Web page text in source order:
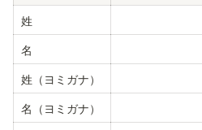
姓
名
姓（ヨミガナ）
名（ヨミガナ）